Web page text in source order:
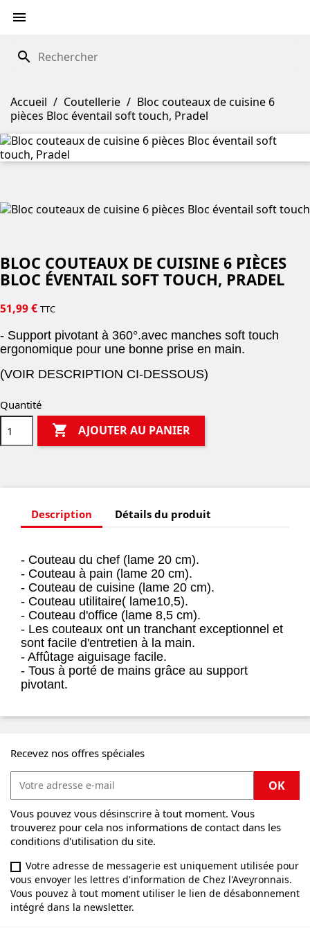

search
Accueil Coutellerie
Bloc couteaux de cuisine 6
pièces Bloc éventail soft touch, Pradel
BLOC COUTEAUX DE CUISINE 6 PIÈCES
BLOC ÉVENTAIL SOFT TOUCH, PRADEL
51,99 € TTC
- Support pivotant à 360°.avec manches soft touch
ergonomique pour une bonne prise en main.
(VOIR DESCRIPTION CI-DESSOUS)
Quantité
 AJOUTER AU PANIER
Description Détails du produit
- Couteau du chef (lame 20 cm).
- Couteau à pain (lame 20 cm).
- Couteau de cuisine (lame 20 cm).
- Couteau utilitaire( lame10,5).
- Couteau d'office (lame 8,5 cm).
- Les couteaux ont un tranchant exceptionnel et
sont facile d'entretien à la main.
- Affûtage aiguisage facile.
- Tous à porté de mains grâce au support
pivotant.
Recevez nos offres spéciales
Vous pouvez vous désinscrire à tout moment. Vous
trouverez pour cela nos informations de contact dans les
conditions d'utilisation du site.
Votre adresse de messagerie est uniquement utilisée pour
vous envoyer les lettres d'information de Chez l'Aveyronnais.
Vous pouvez à tout moment utiliser le lien de désabonnement
intégré dans la newsletter.